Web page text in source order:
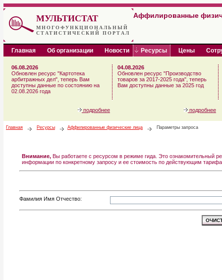
МУЛЬТИСТАТ
МНОГОФУНКЦИОНАЛЬНЫЙ
СТАТИСТИЧЕСКИЙ ПОРТАЛ
Аффилированные
Главная Об организации Новости Ресурсы Цены
06.08.2026
Обновлен ресурс "Картотека
арбитражных дел", теперь Вам
доступны данные по состоянию на
02.08.2026 года
04.08.2026
Обновлен ресурс "Производство
товаров за 2017-2025 года", теперь
Вам доступны данные за 2025 год
подробнее подробнее
Главная Ресурсы Аффилированные физические лица Параметры запроса
Внимание, Вы работаете с ресурсом в режиме гида. Это ознакомительный
информации по конкретному запросу и ее стоимость по действующим
Фамилия Имя Отчество: